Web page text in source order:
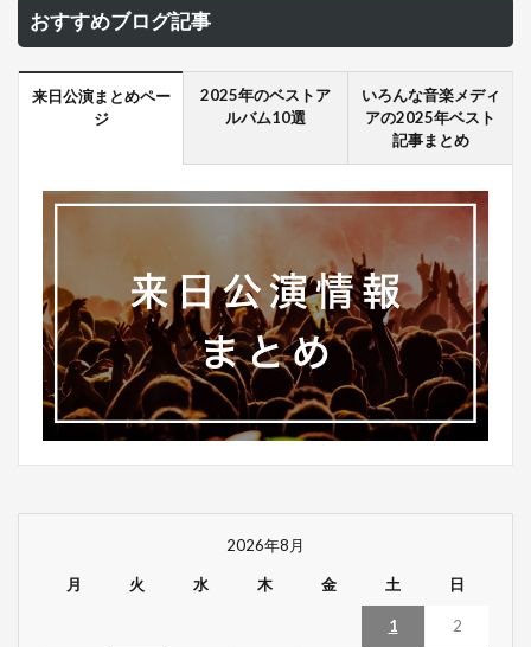
おすすめブログ記事
来日公演まとめペー
ジ
2025年のベストア
ルバム10選
いろんな音楽メディ
アの2025年ベスト
記事まとめ
2026年8月
月 火 水 木 金 土 日
1 2